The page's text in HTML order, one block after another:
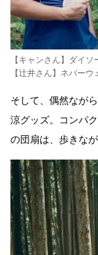
【キャンさん】ダイ
【辻井さん】ネバー
そして、偶然なが
涼グッズ。コンパ
の団扇は、歩きな